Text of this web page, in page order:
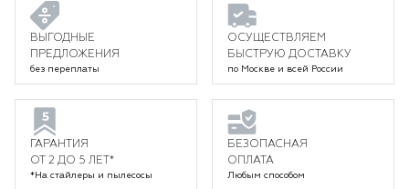
ВЫГОДНЫЕ
ПРЕДЛОЖЕНИЯ
без переплаты
ОСУЩЕСТВЛЯЕМ
БЫСТРУЮ ДОСТАВКУ
по Москве и всей России
ГАРАНТИЯ
ОТ 2 ДО 5 ЛЕТ*
*На стайлеры и пылесосы
БЕЗОПАСНАЯ
ОПЛАТА
Любым способом